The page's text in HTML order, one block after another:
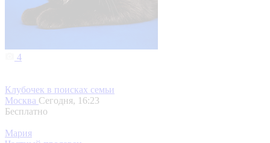
4
Клубочек в поисках семьи
Москва Сегодня, 16:23
Бесплатно
Мария